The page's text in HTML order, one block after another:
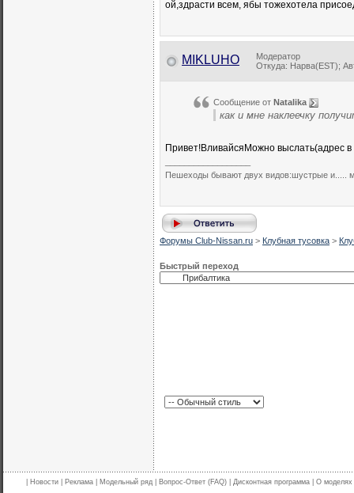
ой,здрасти всем, ябы тожехотела
MIKLUHO
Модератор
Откуда: Нарва(EST);
Сообщение от Natalika
как и мне наклеечку
Привет!ВливайсяМожно выслать(адрес в
Пешеходы бывают двух видов:шустрые и.....
Форумы Club-Nissan.ru > Клубная тусовка >
Быстрый переход
Новости Реклама Модельный ряд Вопрос-Ответ (FAQ) Дисконтная программа О моделях